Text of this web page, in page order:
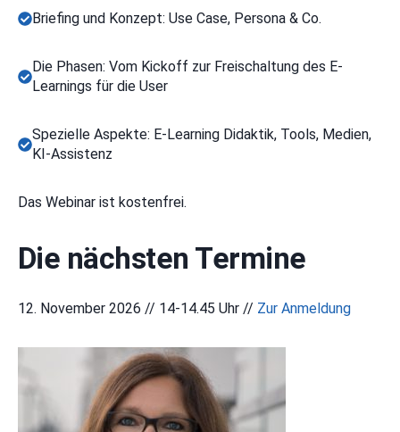
Briefing und Konzept: Use Case, Persona & Co.
Die Phasen: Vom Kickoff zur Freischaltung des E-
Learnings für die User
Spezielle Aspekte: E-Learning Didaktik, Tools, Medien,
KI-Assistenz
Das Webinar ist kostenfrei.
Die nächsten Termine
12. November 2026 // 14-14.45 Uhr // Zur Anmeldung